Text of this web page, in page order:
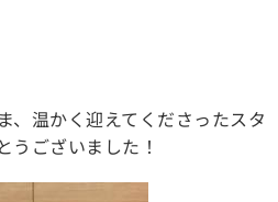
、温かく迎えてくださったスタ
うございました！